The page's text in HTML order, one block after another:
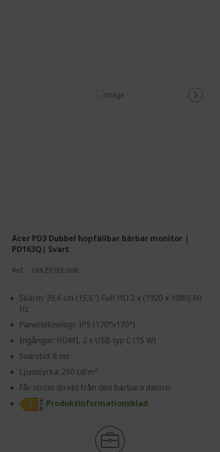
Acer PD3 Dubbel hopfällbar bärbar monitor |
PD163Q| Svart
Ref. UM.ZP3EE.008
Skärm: 39,6 cm (15,6") Full HD 2 x (1920 x 1080) 60
Hz
Panelteknologi: IPS (170°x170°)
Ingångar: HDMI, 2 x USB typ C (15 W)
Svarstid: 8 ms
Ljusstyrka: 250 cd/m²
Får ström direkt från den bärbara datorn
Produktinformationsblad